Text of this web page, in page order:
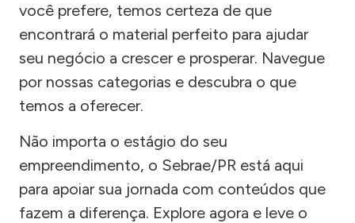
você prefere, temos certeza de que
encontrará o material perfeito para ajudar
seu negócio a crescer e prosperar. Navegue
por nossas categorias e descubra o que
temos a oferecer.
Não importa o estágio do seu
empreendimento, o Sebrae/PR está aqui
para apoiar sua jornada com conteúdos que
fazem a diferença. Explore agora e leve o